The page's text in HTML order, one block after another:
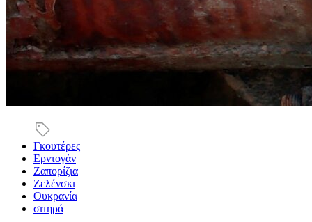
Γκουτέρες
Ερντογάν
Ζαπορίζια
Ζελένσκι
Ουκρανία
σιτηρά